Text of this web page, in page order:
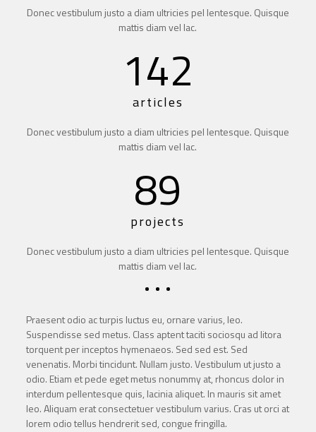
Donec vestibulum justo a diam ultricies pel lentesque. Quisque
mattis diam vel lac.
142
articles
Donec vestibulum justo a diam ultricies pel lentesque. Quisque
mattis diam vel lac.
89
projects
Donec vestibulum justo a diam ultricies pel lentesque. Quisque
mattis diam vel lac.
Praesent odio ac turpis luctus eu, ornare varius, leo.
Suspendisse sed metus. Class aptent taciti sociosqu ad litora
torquent per inceptos hymenaeos. Sed sed est. Sed
venenatis. Morbi tincidunt. Nullam justo. Vestibulum ut justo a
odio. Etiam et pede eget metus nonummy at, rhoncus dolor in
interdum pellentesque quis, lacinia aliquet. In mauris sit amet
leo. Aliquam erat consectetuer vestibulum varius. Cras ut orci at
lorem odio tellus hendrerit sed, congue fringilla.